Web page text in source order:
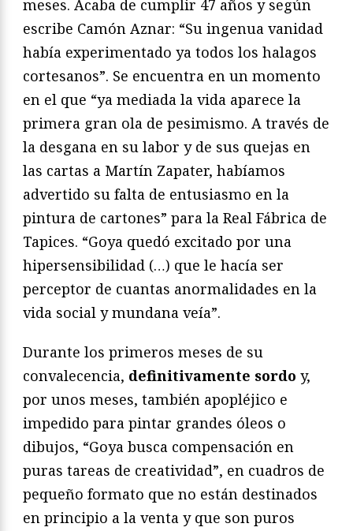
meses. Acaba de cumplir 47 años y según
escribe Camón Aznar: “Su ingenua vanidad
había experimentado ya todos los halagos
cortesanos”. Se encuentra en un momento
en el que “ya mediada la vida aparece la
primera gran ola de pesimismo. A través de
la desgana en su labor y de sus quejas en
las cartas a Martín Zapater, habíamos
advertido su falta de entusiasmo en la
pintura de cartones” para la Real Fábrica de
Tapices. “Goya quedó excitado por una
hipersensibilidad (…) que le hacía ser
perceptor de cuantas anormalidades en la
vida social y mundana veía”.
Durante los primeros meses de su
convalecencia, definitivamente sordo y,
por unos meses, también apopléjico e
impedido para pintar grandes óleos o
dibujos, “Goya busca compensación en
puras tareas de creatividad”, en cuadros de
pequeño formato que no están destinados
en principio a la venta y que son puros